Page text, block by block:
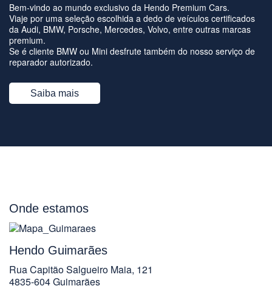
Bem-vindo ao mundo exclusivo da Hendo Premium Cars.
Viaje por uma seleção escolhida a dedo de veículos certificados
da Audi, BMW, Porsche, Mercedes, Volvo, entre outras marcas
premium.
Se é cliente BMW ou Mini desfrute também do nosso serviço de
reparador autorizado.
Saiba mais
Onde estamos
Hendo Guimarães
Rua Capitão Salgueiro Maia, 121
4835-604 Guimarães